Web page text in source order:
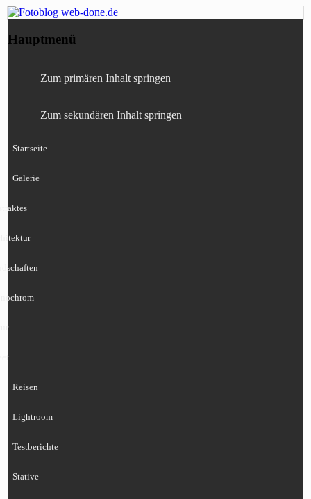
Fotoblog web-done.de
Canon, Nikon, Sony
Hauptmenü
Zum primären Inhalt springen
Zum sekundären Inhalt springen
Startseite
Galerie
Reisen
Lightroom
Testberichte
Stative